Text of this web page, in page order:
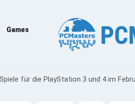
Games
für die PlayStation 3 und 4 im